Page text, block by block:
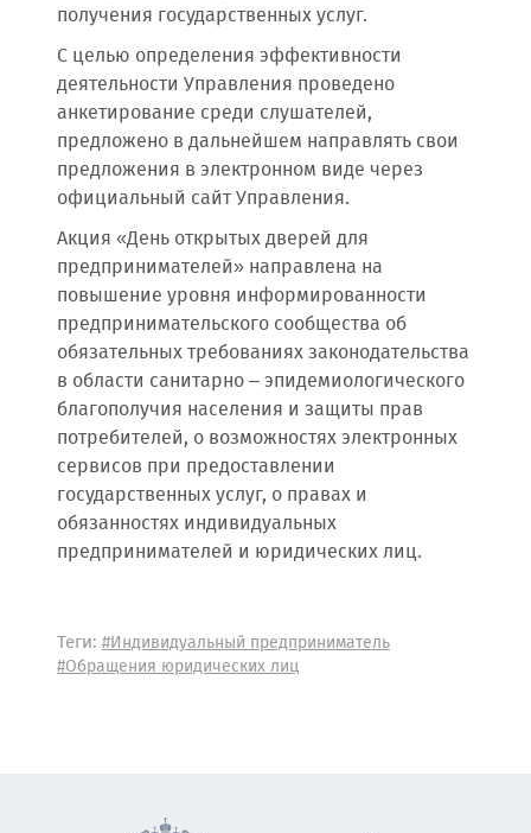
получения государственных услуг.
С целью определения эффективности
деятельности Управления проведено
анкетирование среди слушателей,
предложено в дальнейшем направлять свои
предложения в электронном виде через
официальный сайт Управления.
Акция «День открытых дверей для
предпринимателей» направлена на
повышение уровня информированности
предпринимательского сообщества об
обязательных требованиях законодательства
в области санитарно – эпидемиологического
благополучия населения и защиты прав
потребителей, о возможностях электронных
сервисов при предоставлении
государственных услуг, о правах и
обязанностях индивидуальных
предпринимателей и юридических лиц.
Теги: #Индивидуальный предприниматель
#Обращения юридических лиц